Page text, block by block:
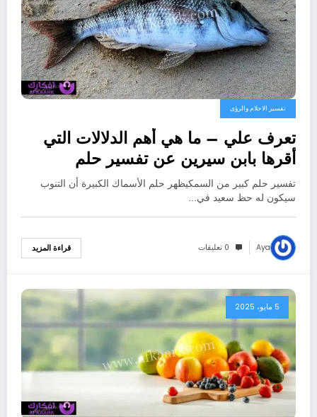
تفسير الاحلام والرؤى
تعرف علي – ما هي أهم الدلالات التي
أقرها بابن سيرين عن تفسير حلم
السمكه الكبيره؟ – بالتفصيل
تفسير حلم كبير من السمكيظهر حلم الأسماك الكبيرة أن التنوب
سيكون له حظ سعيد في…
Aya 0 تعليقات قراءة المزيد
5 مايو، 2025